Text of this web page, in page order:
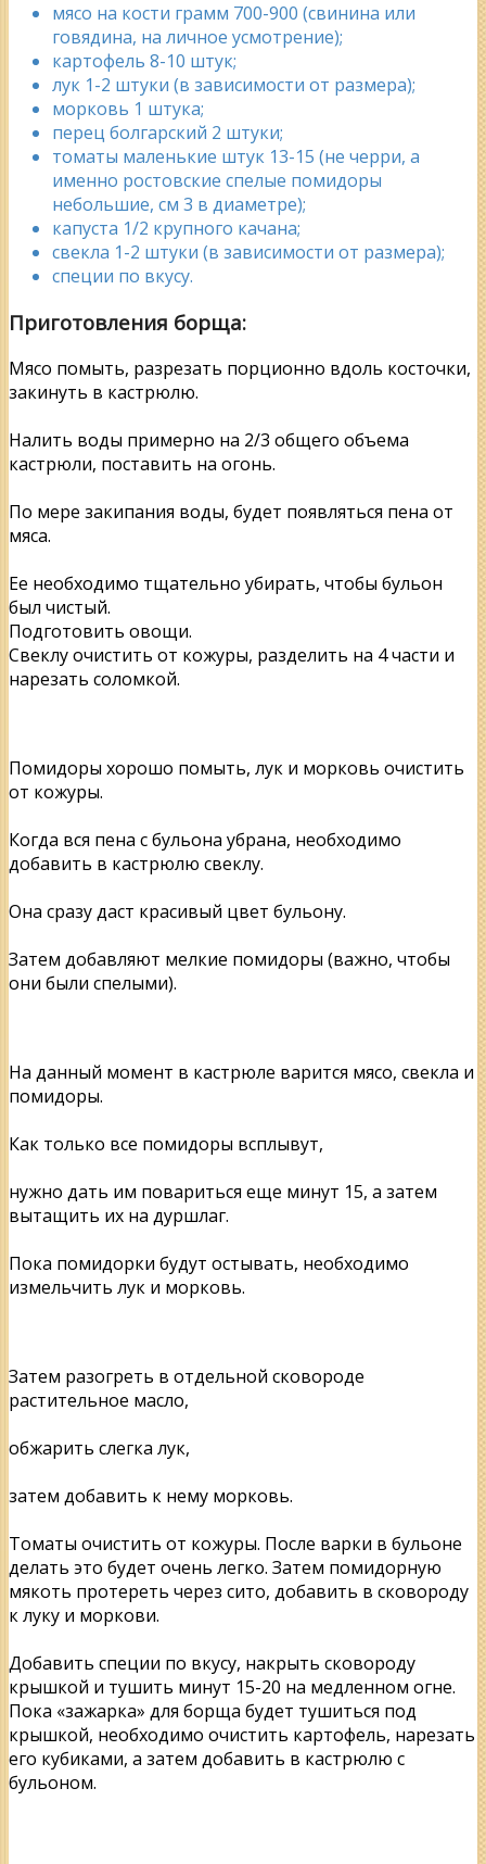
мясо на кости грамм 700-900 (свинина или
говядина, на личное усмотрение);
картофель 8-10 штук;
лук 1-2 штуки (в зависимости от размера);
морковь 1 штука;
перец болгарский 2 штуки;
томаты маленькие штук 13-15 (не черри, а
именно ростовские спелые помидоры
небольшие, см 3 в диаметре);
капуста 1/2 крупного качана;
свекла 1-2 штуки (в зависимости от размера);
специи по вкусу.
Приготовления борща:
Мясо помыть, разрезать порционно вдоль косточки,
закинуть в кастрюлю.
Налить воды примерно на 2/3 общего объема
кастрюли, поставить на огонь.
По мере закипания воды, будет появляться пена от
мяса.
Ее необходимо тщательно убирать, чтобы бульон
был чистый.
Подготовить овощи.
Свеклу очистить от кожуры, разделить на 4 части и
нарезать соломкой.
Помидоры хорошо помыть, лук и морковь очистить
от кожуры.
Когда вся пена с бульона убрана, необходимо
добавить в кастрюлю свеклу.
Она сразу даст красивый цвет бульону.
Затем добавляют мелкие помидоры (важно, чтобы
они были спелыми).
На данный момент в кастрюле варится мясо, свекла и
помидоры.
Как только все помидоры всплывут,
нужно дать им повариться еще минут 15, а затем
вытащить их на дуршлаг.
Пока помидорки будут остывать, необходимо
измельчить лук и морковь.
Затем разогреть в отдельной сковороде
растительное масло,
обжарить слегка лук,
затем добавить к нему морковь.
Томаты очистить от кожуры. После варки в бульоне
делать это будет очень легко. Затем помидорную
мякоть протереть через сито, добавить в сковороду
к луку и моркови.
Добавить специи по вкусу, накрыть сковороду
крышкой и тушить минут 15-20 на медленном огне.
Пока «зажарка» для борща будет тушиться под
крышкой, необходимо очистить картофель, нарезать
его кубиками, а затем добавить в кастрюлю с
бульоном.